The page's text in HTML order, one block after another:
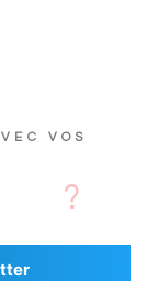
VOS